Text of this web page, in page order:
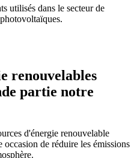
utilisés dans le secteur de
renouvelables
partie notre
d'énergie renouvelable
de réduire les émissions